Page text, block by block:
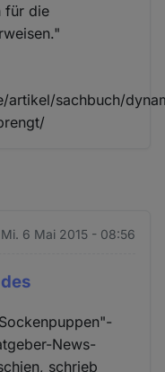
für die
artikel/sachbuch/
Mi. 6 Mai 2015 - 08:56
News-
schrieb